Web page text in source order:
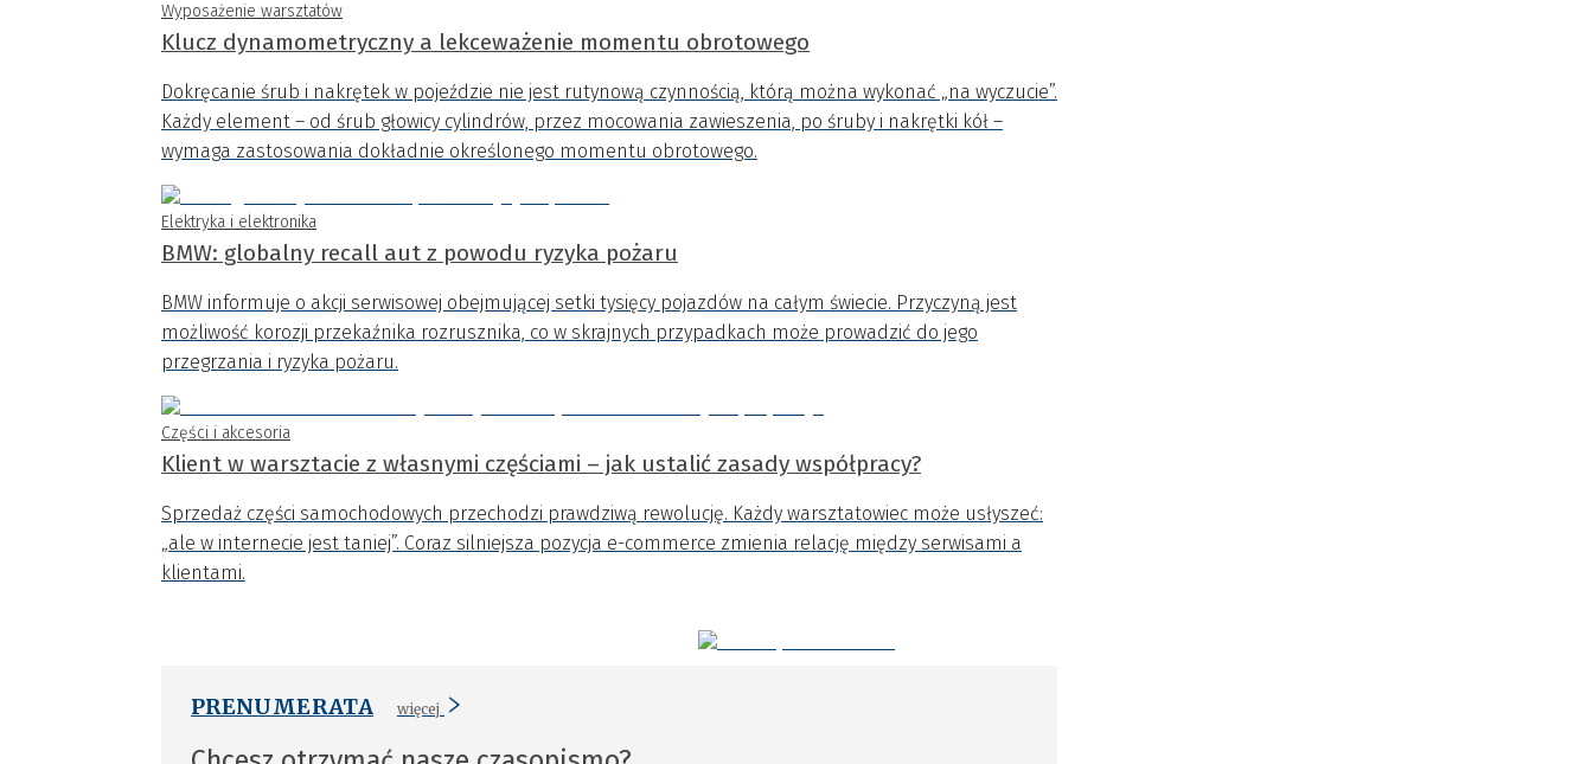
Wyposażenie warsztatów
Klucz dynamometryczny a lekceważenie momentu obrotowego
Dokręcanie śrub i nakrętek w pojeździe nie jest rutynową czynnością, którą można wykonać „na wyczucie”.
Każdy element – od śrub głowicy cylindrów, przez mocowania zawieszenia, po śruby i nakrętki kół –
wymaga zastosowania dokładnie określonego momentu obrotowego.
Elektryka i elektronika
BMW: globalny recall aut z powodu ryzyka pożaru
BMW informuje o akcji serwisowej obejmującej setki tysięcy pojazdów na całym świecie. Przyczyną jest
możliwość korozji przekaźnika rozrusznika, co w skrajnych przypadkach może prowadzić do jego
przegrzania i ryzyka pożaru.
Części i akcesoria
Klient w warsztacie z własnymi częściami – jak ustalić zasady współpracy?
Sprzedaż części samochodowych przechodzi prawdziwą rewolucję. Każdy warsztatowiec może usłyszeć:
„ale w internecie jest taniej”. Coraz silniejsza pozycja e-commerce zmienia relację między serwisami a
klientami.
PRENUMERATA więcej